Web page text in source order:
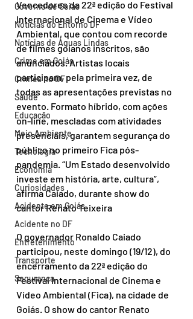
Governo de Goiás
Notícias do Entorno DF
Notícias de Águas Lindas
Crime em Goiás
Crimes no DF
Saúde
Educação
Meio Ambiente
Tecnologia
Economia
Curiosidades
Acidente em Goiás
Acidente no DF
Entretenimento
Transporte
Segurança
Vencedores da 22ª edição do Festival
Internacional de Cinema e Vídeo
Ambiental, que contou com recorde
de filmes goianos inscritos, são
anunciados. Artistas locais
participam, pela primeira vez, de
todas as apresentações previstas no
evento. Formato híbrido, com ações
on-line, mescladas com atividades
presenciais, garantem segurança do
público no primeiro Fica pós-
pandemia. “Um Estado desenvolvido
investe em história, arte, cultura”,
afirma Caiado, durante show do
cantor Renato Teixeira
O governador Ronaldo Caiado
participou, neste domingo (19/12), do
encerramento da 22ª edição do
Festival Internacional de Cinema e
Vídeo Ambiental (Fica), na cidade de
Goiás. O show do cantor Renato